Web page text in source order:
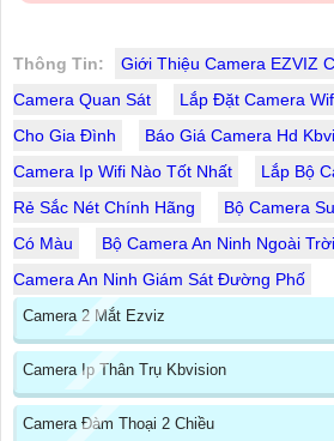
Thông Tin: Giới Thiệu Camera EZVIZ
Camera Quan Sát
Lắp Đặt Camera
Cho Gia Đình
Báo Giá Camera Hd
Camera Ip Wifi Nào Tốt Nhất
Lắp Bộ
Rẻ Sắc Nét Chính Hãng
Bộ Camera
Có Màu
Bộ Camera An Ninh Ngoài
Camera An Ninh Giám Sát Đường Phố
Camera 2 Mắt Ezviz
Camera Ip Thân Trụ Kbvision
Camera Đàm Thoại 2 Chiều